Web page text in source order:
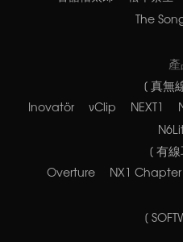
The
[ 真無
Inovatör νClip NEXT1
[ 有
Overture NX1 Chapter
[